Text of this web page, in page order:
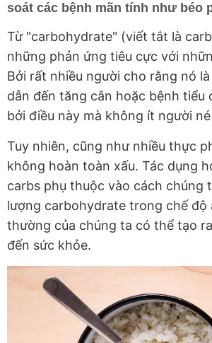
soát các bệnh mãn tính như béo
Từ "carbohydrate" (viết tắt là
những phản ứng tiêu cực với
Bởi rất nhiều người cho rằng nó
dẫn đến tăng cân hoặc bệnh tiểu
bởi điều này mà không ít người
Tuy nhiên, cũng như nhiều thực
không hoàn toàn xấu. Tác dụng
carbs phụ thuộc vào cách chúng
lượng carbohydrate trong chế độ
thường của chúng ta có thể tạo
đến sức khỏe.